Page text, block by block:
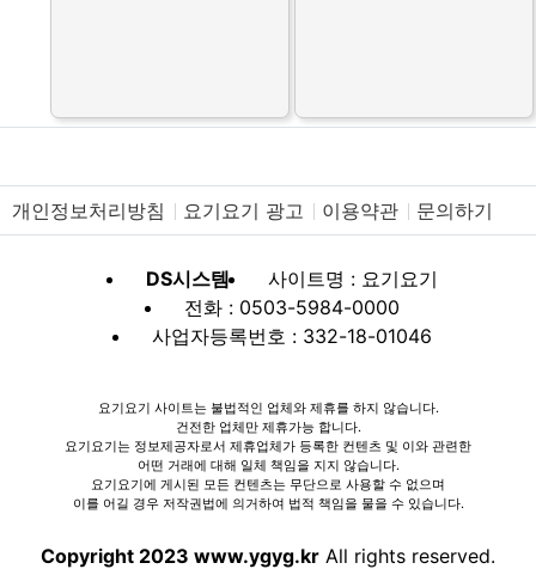
개인정보처리방침 요기요기 광고 이용약관 문의하기
DS시스템
사이트명 : 요기요기
전화 : 0503-5984-0000
사업자등록번호 : 332-18-01046
요기요기 사이트는 불법적인 업체와 제휴를 하지 않습니다.
건전한 업체만 제휴가능 합니다.
요기요기는 정보제공자로서 제휴업체가 등록한 컨텐츠 및 이와 관련한
어떤 거래에 대해 일체 책임을 지지 않습니다.
요기요기에 게시된 모든 컨텐츠는 무단으로 사용할 수 없으며
이를 어길 경우 저작권법에 의거하여 법적 책임을 물을 수 있습니다.
Copyright 2023 www.ygyg.kr All rights reserved.